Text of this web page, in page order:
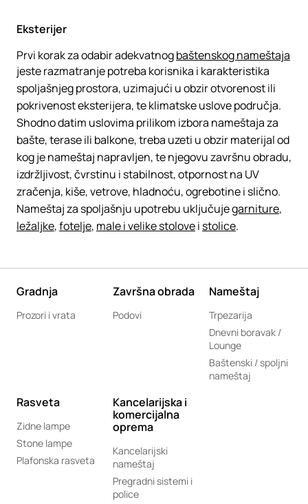
Eksterijer
Prvi korak za odabir adekvatnogbaštenskog nameštaja
jeste razmatranje potreba korisnika i karakteristika
spoljašnjeg prostora, uzimajući u obzir otvorenost ili
pokrivenost eksterijera, te klimatske uslove područja.
Shodno datim uslovima prilikom izbora nameštaja za
bašte, terase ili balkone, treba uzeti u obzir materijal od
kog je nameštaj napravljen, te njegovu završnu obradu,
izdržljivost, čvrstinu i stabilnost, otpornost na UV
zračenja, kiše, vetrove, hladnoću, ogrebotine i slično.
Nameštaj za spoljašnju upotrebu uključujegarniture,
ležaljke,fotelje, male i velike stolovei stolice.
Gradnja
Prozori i vrata
Završna obrada
Podovi
Nameštaj
Trpezarija
Dnevni boravak /
Lounge
Baštenski / spoljni
nameštaj
Rasveta
Zidne lampe
Stone lampe
Plafonska rasveta
Kancelarijska i
komercijalna
oprema
Kancelarijski
nameštaj
Pregradni sistemi i
police